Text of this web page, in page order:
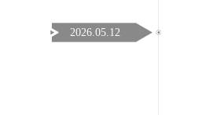
2026.05.12